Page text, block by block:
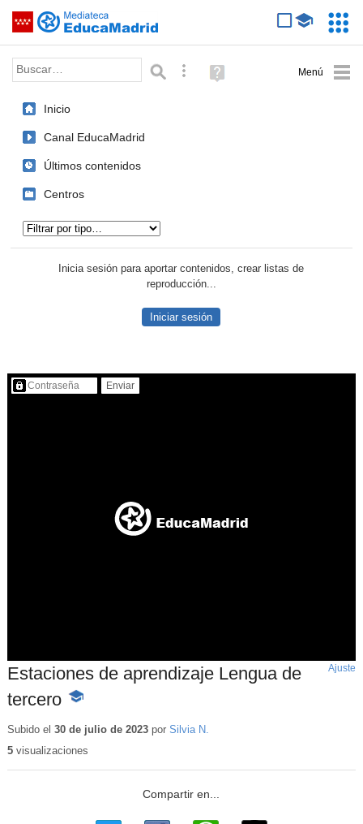
Saltar navegación
Palabra o frase: Búsqueda avanzada
Ayuda
(en
Inicio
Canal EducaMadrid
Últimos contenidos
Centros
Inicia sesión para aportar contenidos, crear listas de
reproducción...
Iniciar sesión
Contenido protegido…
Estaciones de aprendizaje Lengua de
tercero -
educativo
Ajuste
Subido el 30 de julio de 2023por Silvia N.
5visualizaciones